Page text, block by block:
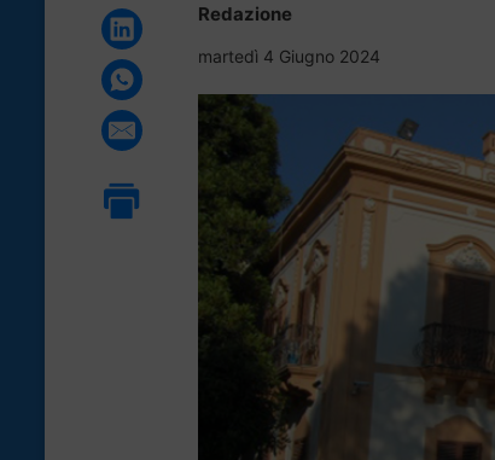
Redazione
martedì 4 Giugno 2024